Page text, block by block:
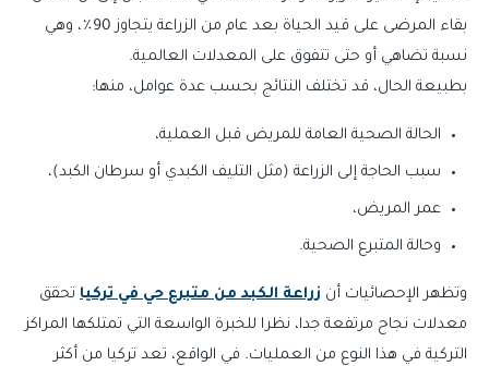
بقاء المرضى على قيد الحياة بعد عام من الزراعة يتجاوز 90٪، وهي
نسبة تضاهي أو حتى تتفوق على المعدلات العالمية.
بطبيعة الحال، قد تختلف النتائج بحسب عدة عوامل، منها:
الحالة الصحية العامة للمريض قبل العملية،
سبب الحاجة إلى الزراعة (مثل التليف الكبدي أو سرطان الكبد)،
عمر المريض،
وحالة المتبرع الصحية.
وتظهر الإحصائيات أن زراعة الكبد من متبرع حي في تركيا تحقق
معدلات نجاح مرتفعة جدا، نظرا للخبرة الواسعة التي تمتلكها المراكز
التركية في هذا النوع من العمليات. في الواقع، تعد تركيا من أكثر